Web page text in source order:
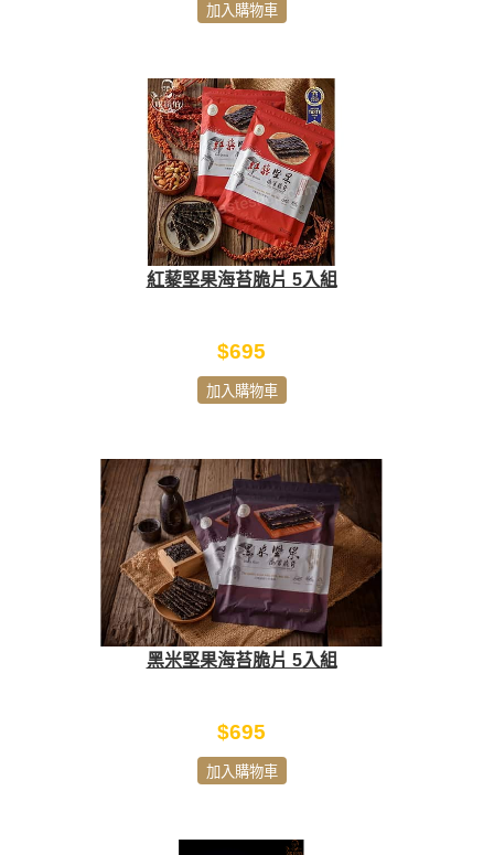
加入購物車
紅藜堅果海苔脆片 5入組
$695
加入購物車
黑米堅果海苔脆片 5入組
$695
加入購物車